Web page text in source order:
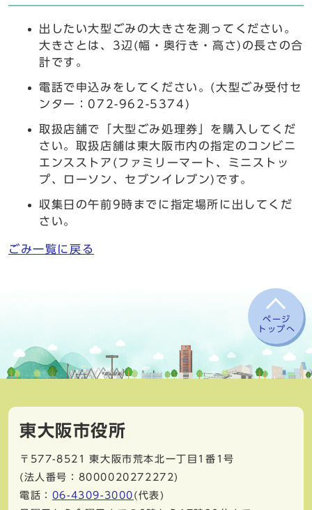
出したい大型ごみの大きさを測ってください。
大きさとは、3辺(幅・奥行き・高さ)の長さの合
計です。
電話で申込みをしてください。(大型ごみ受付セ
ンター：072-962-5374)
取扱店舗で「大型ごみ処理券」を購入してくだ
さい。取扱店舗は東大阪市内の指定のコンビニ
エンスストア(ファミリーマート、ミニストッ
プ、ローソン、セブンイレブン)です。
収集日の午前9時までに指定場所に出してくだ
さい。
ごみ一覧に戻る
ページ
トップへ
東大阪市役所
〒577-8521
東大阪市荒本北一丁目1番1号
(法人番号：8000020272272)
電話： 06-4309-3000 (代表)